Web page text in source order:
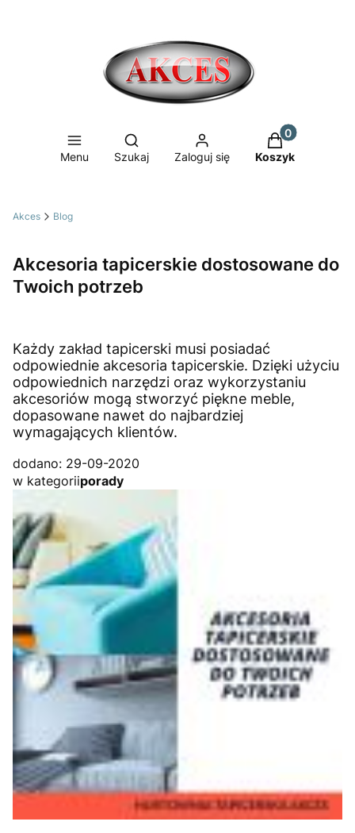
Menu
Otwórz wyszukiwarkę
Szukaj Zaloguj się
Produkty w
Koszyk
Akces Blog
Akcesoria tapicerskie dostosowane do
Twoich potrzeb
Każdy zakład tapicerski musi posiadać
odpowiednie akcesoria tapicerskie. Dzięki użyciu
odpowiednich narzędzi oraz wykorzystaniu
akcesoriów mogą stworzyć piękne meble,
dopasowane nawet do najbardziej
wymagających klientów.
dodano: 29-09-2020
w kategoriiporady